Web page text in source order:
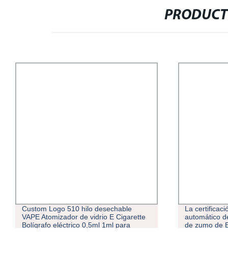
Custom Logo 510 hilo desechable
VAPE Atomizador de vidrio E Cigarette
Bolígrafo eléctrico 0,5ml 1ml para
La
automático
de zumo de